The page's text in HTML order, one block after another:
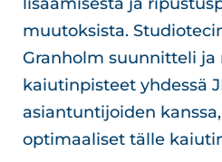
muutoksista.
Granholm suunnitteli
kaiutinpisteet yhdessä
asiantuntijoiden
optimaaliset tälle